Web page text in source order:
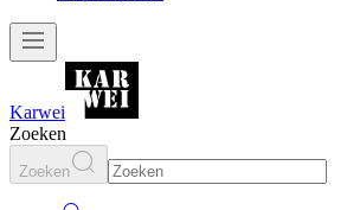
Karwei
Zoeken
Zoeken